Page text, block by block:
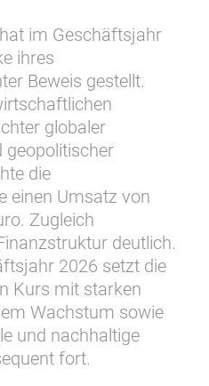
im Geschäftsjahr
ihres
Beweis gestellt.
globaler
geopolitischer
die
einen Umsatz von
Zugleich
deutlich.
2026 setzt die
Kurs mit starken
Wachstum sowie
und nachhaltige
fort.